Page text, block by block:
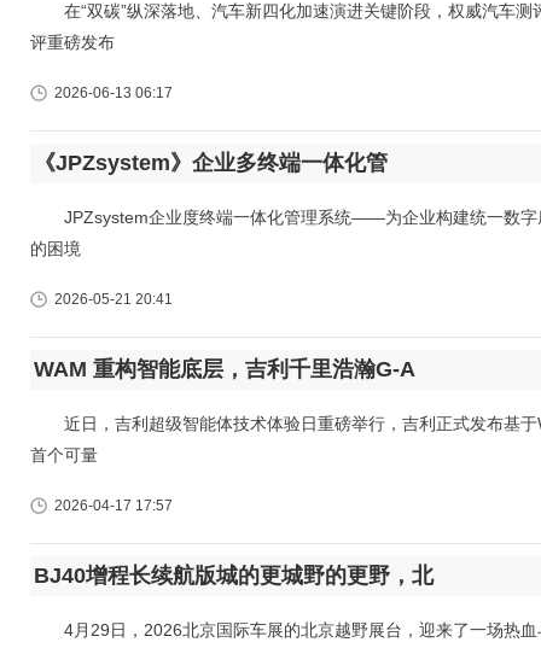
在“双碳”纵深落地、汽车新四化加速演进关键阶段，权威汽车测
评重磅发布
2026-06-13 06:17
《JPZsystem》企业多终端一体化管
JPZsystem企业度终端一体化管理系统——为企业构建统一数字
的困境
2026-05-21 20:41
WAM 重构智能底层，吉利千里浩瀚G-A
近日，吉利超级智能体技术体验日重磅举行，吉利正式发布基于
首个可量
2026-04-17 17:57
BJ40增程长续航版城的更城野的更野，北
4月29日，2026北京国际车展的北京越野展台，迎来了一场热血